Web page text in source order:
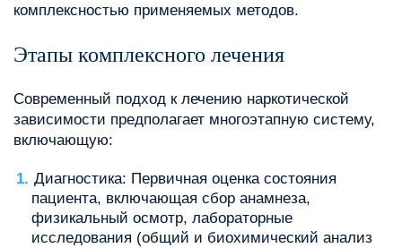
комплексностью применяемых методов.
Этапы комплексного лечения
Современный подход к лечению наркотической
зависимости предполагает многоэтапную систему,
включающую:
Диагностика: Первичная оценка состояния
пациента, включающая сбор анамнеза,
физикальный осмотр, лабораторные
исследования (общий и биохимический анализ